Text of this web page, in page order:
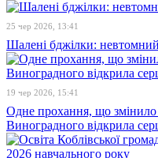
25 чер 2026, 13:41
Шалені бджілки:
19 чер 2026, 15:41
Одне прохання, що
Виноградного відкрила